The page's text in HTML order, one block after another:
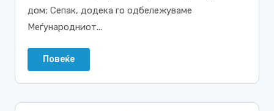
дом; Сепак, додека го одбележуваме
Меѓународниот...
Повеќе